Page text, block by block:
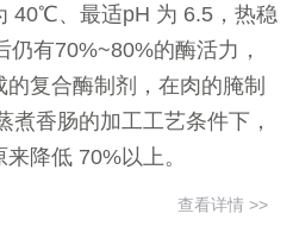
40℃、最适pH 为 6.5，热稳
有70%~80%的酶活力，
复合酶制剂，在肉的腌制
煮香肠的加工工艺条件下，
降低 70%以上。
查看详情 >>